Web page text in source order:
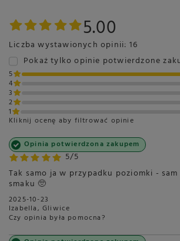
5.00
Liczba wystawionych opinii: 16
Pokaż tylko opinie potwierdzone
5
4
3
2
1
Kliknij ocenę aby filtrować opinie
5/5
Opinia potwierdzona zakupem
Tak samo ja w przypadku poziomki -
smaku 🥺
2025-10-23
Izabella, Gliwice
Czy opinia była pomocna?